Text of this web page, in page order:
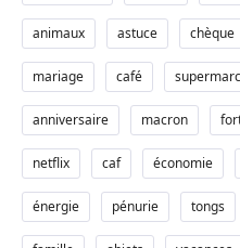
animaux astuce chèque
mariage café
anniversaire macron
netflix caf économie
énergie pénurie tongs